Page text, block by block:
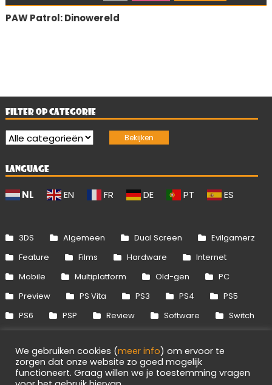
PAW Patrol: Dinowereld
FILTER OP CATEGORIE
LANGUAGE
NL EN FR DE PT ES
3DS Algemeen Dual Screen
Evilgamerz
Feature
Films Hardware
Internet
Mobile
Multiplatform Old-gen
PC
Preview
PS Vita PS3 PS4
PS5
PS6
PSP Review Software
Switch
Xbox 360
Xbox One Xbox Series
We gebruiken cookies (meer info) om ervoor te
zorgen dat onze website zo goed mogelijk
functioneert. Graag willen we je toestemming vragen